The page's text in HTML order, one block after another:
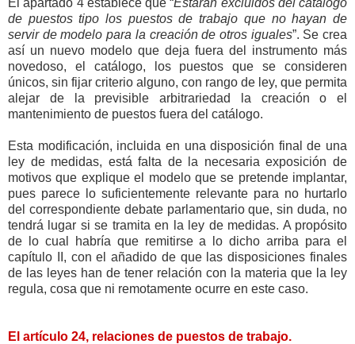
de puestos tipo los puestos de trabajo que no hayan de
servir de modelo para la creación de otros iguales”. Se crea
así un nuevo modelo que deja fuera del instrumento más
novedoso, el catálogo, los puestos que se consideren
únicos, sin fijar criterio alguno, con rango de ley, que permita
alejar de la previsible arbitrariedad la creación o el
mantenimiento de puestos fuera del catálogo.
Esta modificación, incluida en una disposición final de una
ley de medidas, está falta de la necesaria exposición de
motivos que explique el modelo que se pretende implantar,
pues parece lo suficientemente relevante para no hurtarlo
del correspondiente debate parlamentario que, sin duda, no
tendrá lugar si se tramita en la ley de medidas. A propósito
de lo cual habría que remitirse a lo dicho arriba para el
capítulo II, con el añadido de que las disposiciones finales
de las leyes han de tener relación con la materia que la ley
regula, cosa que ni remotamente ocurre en este caso.
El artículo 24, relaciones de puestos de trabajo.